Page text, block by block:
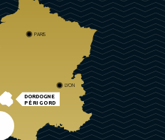
DORDOGNE
PÉRIGORD
PARIS
LYON